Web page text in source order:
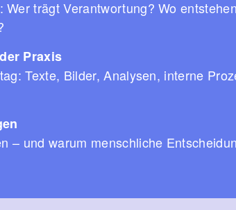
trägt Verantwortung? Wo
Praxis
Texte, Bilder, Analysen, interne
– und warum menschliche